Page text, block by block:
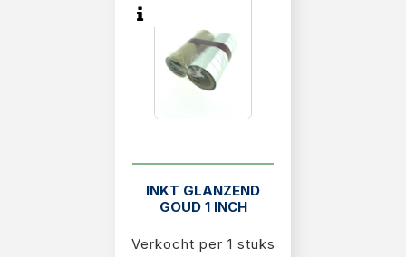
INKT GLANZEND
GOUD 1 INCH
Verkocht per 1 stuks